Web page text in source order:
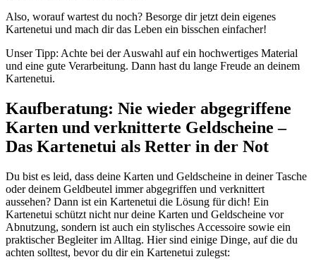
Also, worauf wartest du noch? Besorge dir jetzt dein eigenes
Kartenetui und mach dir das Leben ein bisschen einfacher!
Unser Tipp: Achte bei der Auswahl auf ein hochwertiges Material
und eine gute Verarbeitung. Dann hast du lange Freude an deinem
Kartenetui.
Kaufberatung: Nie wieder abgegriffene
Karten und verknitterte Geldscheine –
Das Kartenetui als Retter in der Not
Du bist es leid, dass deine Karten und Geldscheine in deiner Tasche
oder deinem Geldbeutel immer abgegriffen und verknittert
aussehen? Dann ist ein Kartenetui die Lösung für dich! Ein
Kartenetui schützt nicht nur deine Karten und Geldscheine vor
Abnutzung, sondern ist auch ein stylisches Accessoire sowie ein
praktischer Begleiter im Alltag. Hier sind einige Dinge, auf die du
achten solltest, bevor du dir ein Kartenetui zulegst: